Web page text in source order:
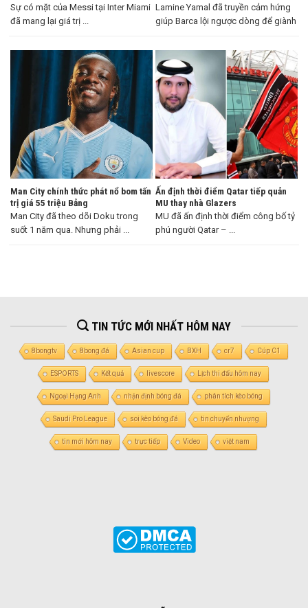
Sự có mặt của Messi tại Inter Miami
đã mang lại giá trị ...
Lamine Yamal đã truyền cảm hứng
giúp Barca lội ngược dòng để giành
Man City chính thức phát nổ bom tấn
trị giá 55 triệu Bảng
Man City đã theo dõi Doku trong
suốt 1 năm qua. Nhưng phải ...
Ấn định thời điểm Qatar tiếp quản
MU thay nhà Glazers
MU đã ấn định thời điểm công bố tỷ
phú người Qatar – ...
TIN TỨC MỚI NHẤT HÔM NAY
8bongtv 8bong đá Asian cup BXH cr7 Cúp C1
ESPORTS Kết quả livescore Lịch thi đấu hôm nay
Ngoại Hạng Anh nhận định bóng đá phân tích kèo bóng
Saudi Pro League soi kèo bóng đá tin chuyển nhượng
tin mới hôm nay trực tiếp Video việt nam